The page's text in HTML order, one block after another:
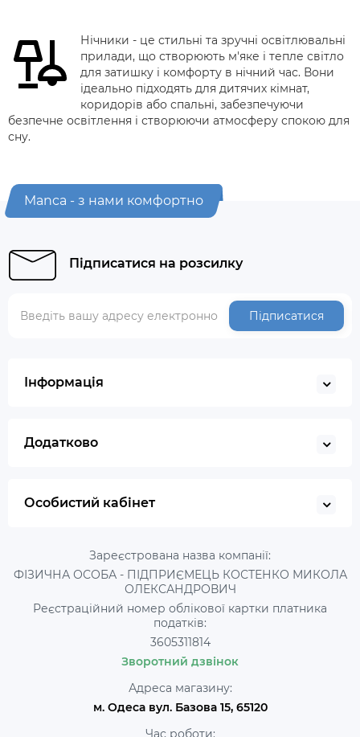
Нічники - це стильні та зручні освітлювальні
прилади, що створюють м'яке і тепле світло
для затишку і комфорту в нічний час. Вони
ідеально підходять для дитячих кімнат,
коридорів або спальні, забезпечуючи
безпечне освітлення і створюючи атмосферу спокою для
сну.
Manca - з нами комфортно
Підписатися на розсилку
Підписатися
Інформація
Додатково
Особистий кабінет
Зареєстрована назва компанії:
ФІЗИЧНА ОСОБА - ПІДПРИЄМЕЦЬ КОСТЕНКО МИКОЛА
ОЛЕКСАНДРОВИЧ
Реєстраційний номер облікової картки платника
податків:
3605311814
Зворотний дзвінок
Адреса магазину:
м. Одеса вул. Базова 15, 65120
Час роботи: